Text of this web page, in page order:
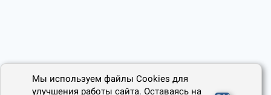
Мы используем файлы Cookies для
улучшения работы сайта. Оставаясь на